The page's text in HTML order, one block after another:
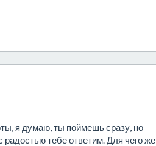
я думаю, ты поймешь сразу, но
тебе ответим. Для чего же